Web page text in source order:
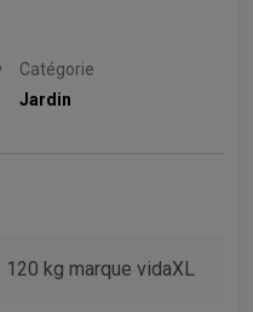
Catégorie
Jardin
kg marque vidaXL